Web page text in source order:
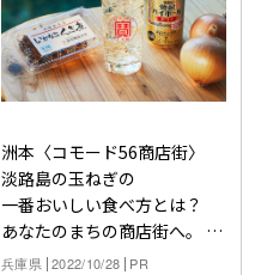
洲本〈コモード56商店街〉
淡路島の玉ねぎの
一番おいしい食べ方とは？
あなたのまちの商店街へ。
焼酎ハイボールのアテ探し旅
兵庫県 2022/10/28 PR